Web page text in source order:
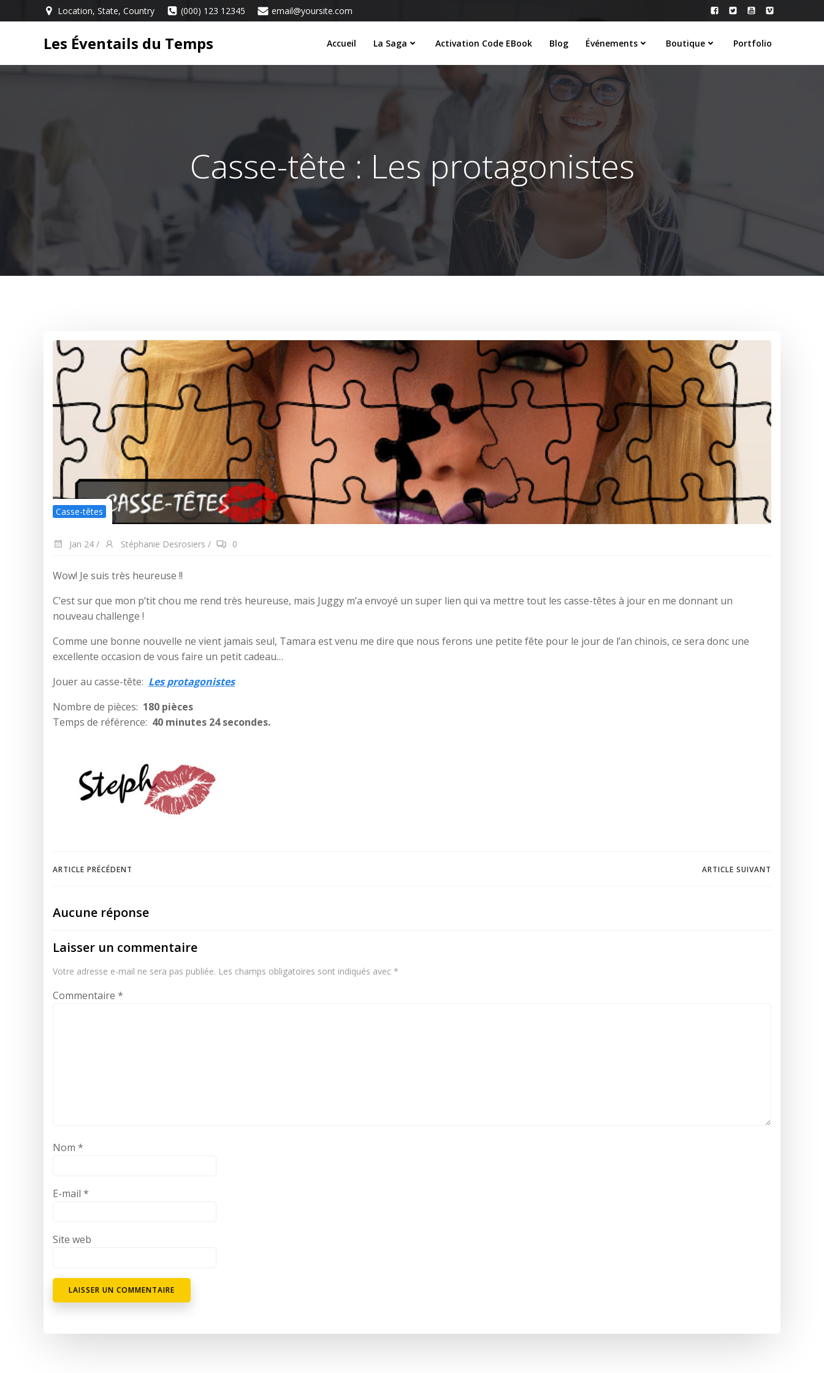
au
Location, State, Country (000) 123 12345 email@yoursite.com
Les Éventails du Temps Accueil La Saga Activation Code EBook Blog Événements Boutique Portfolio
Casse-tête : Les protagonistes
Casse-têtes
Jan 24 / Stéphanie Desrosiers / 0
Wow! Je suis très heureuse !!
C’est sur que mon p’tit chou me rend très heureuse, mais Juggy m’a envoyé un super lien qui va mettre tout les casse-têtes à jour en me donnant un
nouveau challenge !
Comme une bonne nouvelle ne vient jamais seul, Tamara est venu me dire que nous ferons une petite fête pour le jour de l’an chinois, ce sera donc une
excellente occasion de vous faire un petit cadeau…
Jouer au casse-tête: Les protagonistes
Nombre de pièces: 180 pièces
Temps de référence: 40 minutes 24 secondes.
Navigation
de
l’article
ARTICLE PRÉCÉDENT ARTICLE SUIVANT
Aucune réponse
Laisser un commentaire
Votre adresse e-mail ne sera pas publiée. Les champs obligatoires sont indiqués avec *
Commentaire *
Nom *
E-mail *
Site web